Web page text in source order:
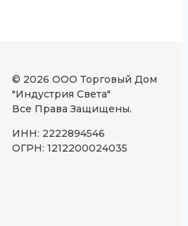
© 2026 ООО Торговый Дом
"Индустрия Света"
Все Права Защищены.
ИНН: 2222894546
ОГРН: 1212200024035